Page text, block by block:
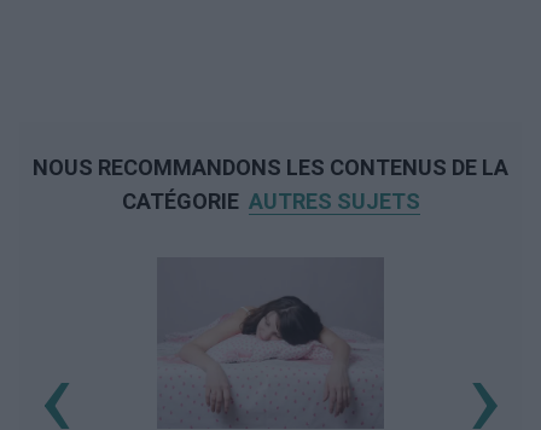
NOUS RECOMMANDONS LES CONTENUS DE LA
CATÉGORIE AUTRES SUJETS
‹ ›